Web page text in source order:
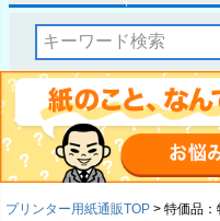
プリンター用紙通販TOP 特価品：